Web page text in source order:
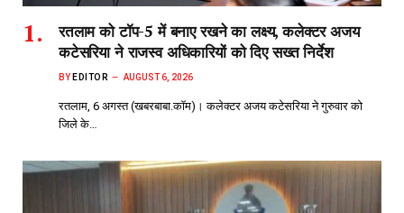
रतलाम को टॉप-5 में बनाए रखने का लक्ष्य, कलेक्टर अजय
कटेसरिया ने राजस्व अधिकारियों को दिए सख्त निर्देश
BY EDITOR AUGUST 6, 2026
रतलाम, 6 अगस्त (खबरबाबा.कॉम)। कलेक्टर अजय कटेसरिया ने गुरुवार को
जिले के…